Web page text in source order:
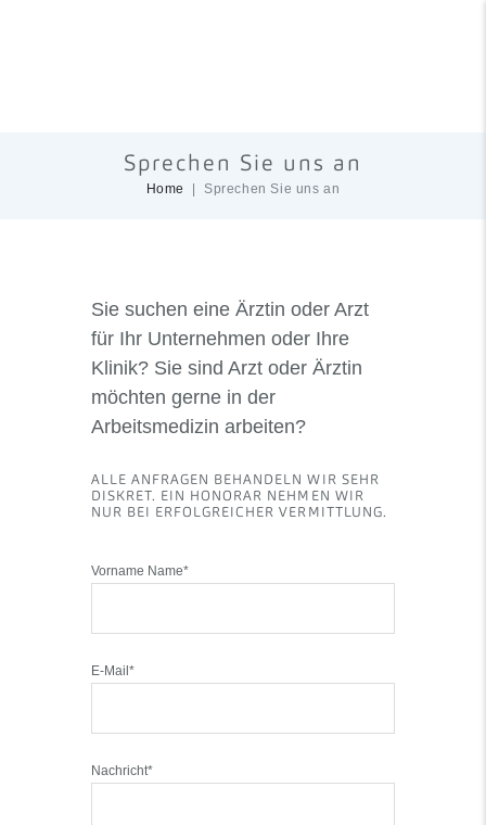
Sprechen Sie uns an
Home Sprechen Sie uns an
Sie suchen eine Ärztin oder Arzt
für Ihr Unternehmen oder Ihre
Klinik? Sie sind Arzt oder Ärztin
möchten gerne in der
Arbeitsmedizin arbeiten?
ALLE ANFRAGEN BEHANDELN WIR SEHR
DISKRET. EIN HONORAR NEHMEN WIR
NUR BEI ERFOLGREICHER VERMITTLUNG.
Vorname Name*
E-Mail*
Nachricht*